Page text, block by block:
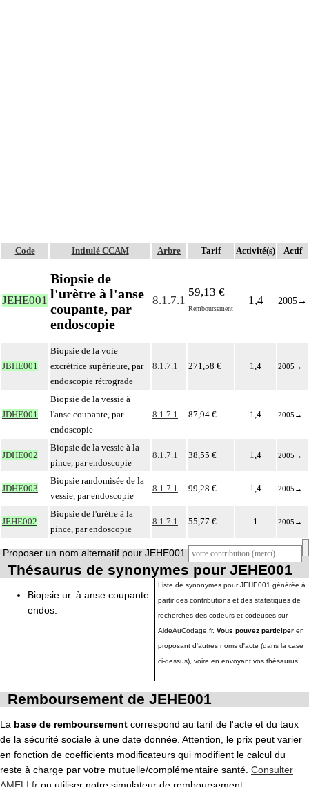
Code Intitulé CCAM Arbre Tarif Activité(s) Actif
JEHE001
Biopsie de
l'urètre à l'anse
coupante, par
endoscopie
8.1.7.1
59,13 €
Remboursement
1,4 2005→
JBHE001
Biopsie de la voie
excrétrice supérieure, par
endoscopie rétrograde
8.1.7.1 271,58 € 1,4 2005 →
JDHE001
Biopsie de la vessie à
l'anse coupante, par
endoscopie
8.1.7.1 87,94 € 1,4 2005 →
JDHE002
Biopsie de la vessie à la
pince, par endoscopie
8.1.7.1 38,55 € 1,4 2005 →
JDHE003
Biopsie randomisée de la
vessie, par endoscopie
8.1.7.1 99,28 € 1,4 2005 →
JEHE002
Biopsie de l'urètre à la
pince, par endoscopie
8.1.7.1 55,77 € 1 2005 →
Proposer un nom alternatif pour JEHE001
Thésaurus de synonymes pour JEHE001
Biopsie ur. à anse coupante
endos.
Liste de synonymes pour JEHE001 générée à
partir des contributions et des statistiques de
recherches des codeurs et codeuses sur
AideAuCodage.fr. Vous pouvez participer en
proposant d'autres noms d'acte (dans la case
ci-dessus), voire en envoyant vos thésaurus
Remboursement de JEHE001
La base de remboursement correspond au tarif de l'acte et du taux
de la sécurité sociale à une date donnée. Attention, le prix peut varier
en fonction de coefficients modificateurs qui modifient le calcul du
reste à charge par votre mutuelle/complémentaire santé. Consulter
AMELI.fr ou utiliser notre simulateur de remboursement :